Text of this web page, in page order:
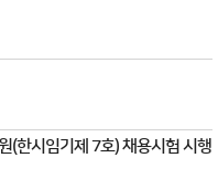
(한시임기제 7호) 채용시험 시행